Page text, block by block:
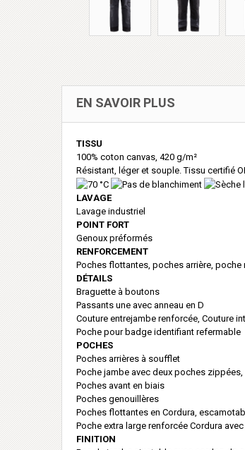
EN SAVOIR PLUS
TISSU
100% coton canvas, 420 g/m²
Résistant, léger et souple. Tissu certifié
LAVAGE
Lavage industriel
POINT FORT
Genoux préformés
RENFORCEMENT
Poches flottantes, poches arrière,
DÉTAILS
Braguette à boutons
Passants une avec anneau en D
Couture entrejambe renforcée, Couture
Poche pour badge identifiant refermable
POCHES
Poches arrières à soufflet
Poche jambe avec deux poches
Poches avant en biais
Poches genouillères
Poches flottantes en Cordura,
Poche extra large renforcée Cordura
FINITION